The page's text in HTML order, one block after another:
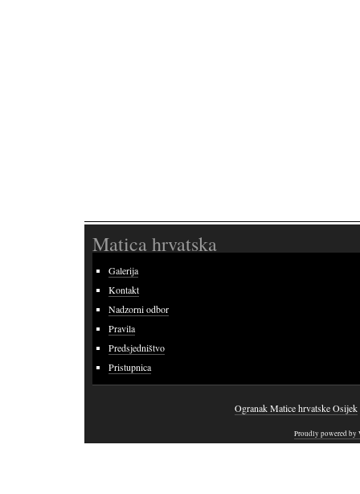
Matica hrvatska
Galerija
Kontakt
Nadzorni odbor
Pravila
Predsjedništvo
Pristupnica
Ogranak Matice hrvatske Osijek
Proudly powered by